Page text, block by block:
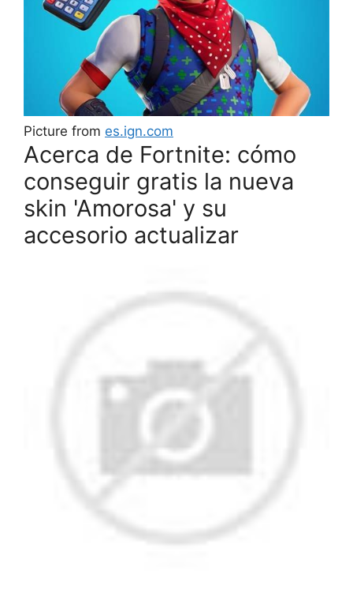
Picture from es.ign.com
Acerca de Fortnite: cómo
conseguir gratis la nueva
skin 'Amorosa' y su
accesorio actualizar